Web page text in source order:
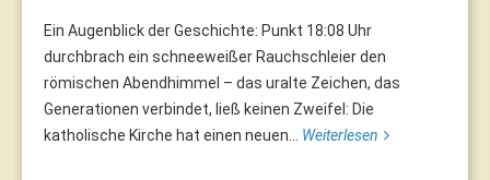
Ein Augenblick der Geschichte: Punkt 18:08 Uhr
durchbrach ein schneeweißer Rauchschleier den
römischen Abendhimmel – das uralte Zeichen, das
Generationen verbindet, ließ keinen Zweifel: Die
katholische Kirche hat einen neuen... Weiterlesen